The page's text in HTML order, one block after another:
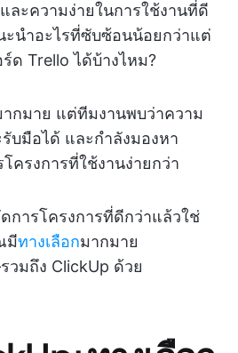
ละความง่ายในการใช้งานที่ดี
ะนำอะไรที่ซับซ้อนน้อยกว่าแต่
ด Trello ได้บ้างไหม?
กมาย แต่ทีมงานพบว่าความ
บมือได้ และกำลังมองหา
ครงการที่ใช้งานง่ายกว่า
การโครงการที่ดีกว่าแล้วใช่
มีทางเลือกมากมาย
วมถึง ClickUp ด้วย